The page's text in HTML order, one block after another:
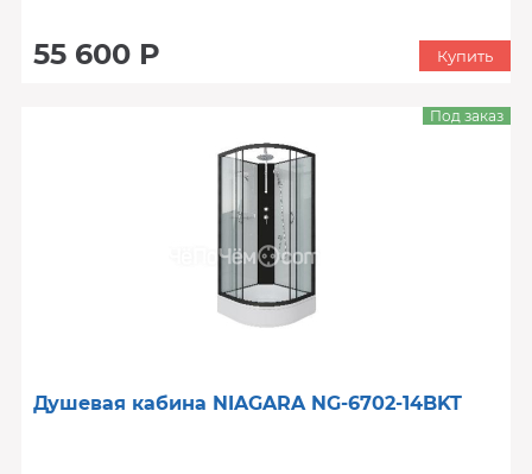
55 600 Р Купить
Душевая кабина NIAGARA NG-6702-14BKT
Под заказ